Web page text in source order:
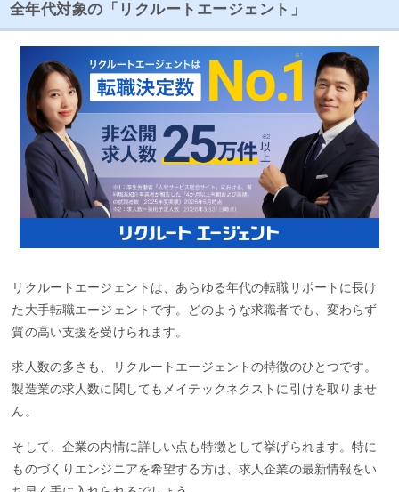
全年代対象の「リクルートエージェント」
リクルートエージェントは、あらゆる年代の転職サポートに長け
た大手転職エージェントです。どのような求職者でも、変わらず
質の高い支援を受けられます。
求人数の多さも、リクルートエージェントの特徴のひとつです。
製造業の求人数に関してもメイテックネクストに引けを取りませ
ん。
そして、企業の内情に詳しい点も特徴として挙げられます。特に
ものづくりエンジニアを希望する方は、求人企業の最新情報をい